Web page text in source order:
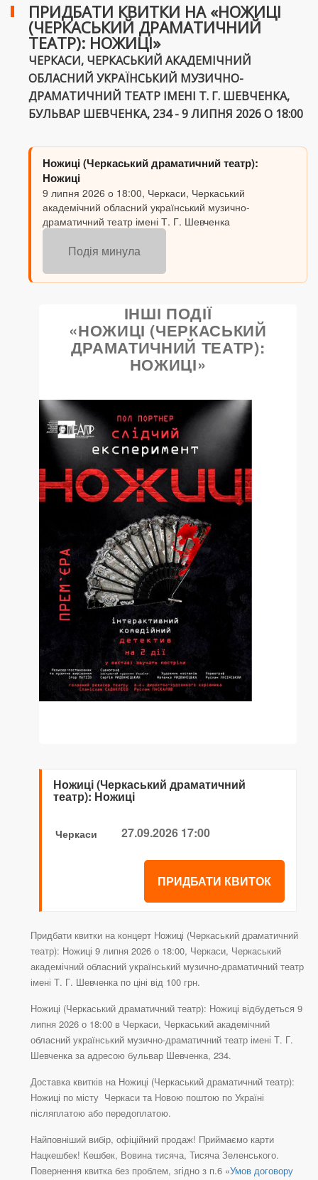
ПРИДБАТИ КВИТКИ НА «НОЖИЦІ
(ЧЕРКАСЬКИЙ ДРАМАТИЧНИЙ
ТЕАТР): НОЖИЦІ»
ЧЕРКАСИ, ЧЕРКАСЬКИЙ АКАДЕМІЧНИЙ
ОБЛАСНИЙ УКРАЇНСЬКИЙ МУЗИЧНО-
ДРАМАТИЧНИЙ ТЕАТР ІМЕНІ Т. Г. ШЕВЧЕНКА,
БУЛЬВАР ШЕВЧЕНКА, 234 - 9 ЛИПНЯ 2026 О 18:00
Ножиці (Черкаський драматичний театр):
Ножиці
9 липня 2026 о 18:00, Черкаси, Черкаський
академічний обласний український музично-
драматичний театр імені Т. Г. Шевченка
Подія минула
ІНШІ ПОДІЇ
«НОЖИЦІ (ЧЕРКАСЬКИЙ
ДРАМАТИЧНИЙ ТЕАТР):
НОЖИЦІ»
Ножиці (Черкаський драматичний
театр): Ножиці
Черкаси 27.09.2026 17:00
ПРИДБАТИ КВИТОК
Придбати квитки на концерт Ножиці (Черкаський драматичний
театр): Ножиці 9 липня 2026 о 18:00, Черкаси, Черкаський
академічний обласний український музично-драматичний театр
імені Т. Г. Шевченка по ціні від 100 грн.
Ножиці (Черкаський драматичний театр): Ножиці відбудеться 9
липня 2026 о 18:00 в Черкаси, Черкаський академічний
обласний український музично-драматичний театр імені Т. Г.
Шевченка за адресою бульвар Шевченка, 234.
Доставка квитків на Ножиці (Черкаський драматичний театр):
Ножиці по місту Черкаси та Новою поштою по Україні
післяплатою або передоплатою.
Найповніший вибір, офіційний продаж! Приймаємо карти
Нацкешбек! Кешбек, Вовина тисяча, Тисяча Зеленського.
Повернення квитка без проблем, згідно з п.6 «Умов договору